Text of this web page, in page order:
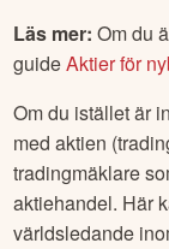
Läs mer: Om du
guideAktier för
Om du istället är
med aktien
tradingmäklare
aktiehandel. Här
världsledande